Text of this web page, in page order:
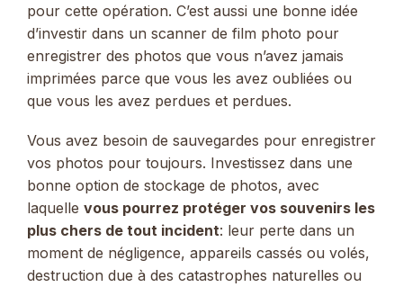
pour cette opération. C’est aussi une bonne idée
d’investir dans un scanner de film photo pour
enregistrer des photos que vous n’avez jamais
imprimées parce que vous les avez oubliées ou
que vous les avez perdues et perdues.
Vous avez besoin de sauvegardes pour enregistrer
vos photos pour toujours. Investissez dans une
bonne option de stockage de photos, avec
laquelle vous pourrez protéger vos souvenirs les
plus chers de tout incident: leur perte dans un
moment de négligence, appareils cassés ou volés,
destruction due à des catastrophes naturelles ou